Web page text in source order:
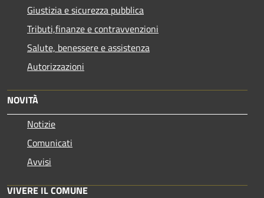
Giustizia e sicurezza pubblica
Tributi,finanze e contravvenzioni
Salute, benessere e assistenza
Autorizzazioni
NOVITÀ
Notizie
Comunicati
Avvisi
VIVERE IL COMUNE